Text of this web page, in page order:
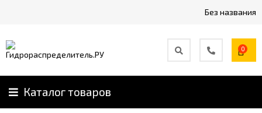
Без названия
0
Каталог товаров